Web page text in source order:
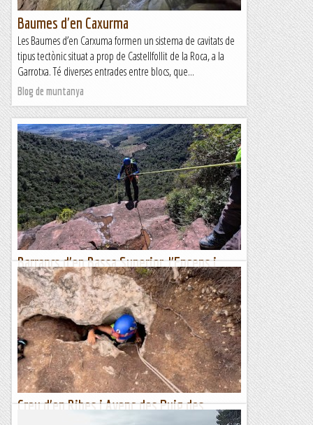
Baumes d'en Caxurma
Les Baumes d’en Carxuma formen un sistema de cavitats de
tipus tectònic situat a prop de Castellfollit de la Roca, a la
Garrotxa. Té diverses entrades entre blocs, que...
Blog de muntanya
Barrancs d'en Bassa Superior, l'Encens i
l'Agustí
Triple jornada barranquista a la Mussara. Hem programat un
recorregut per tres barrancs a les Muntanyes de Prades, a
prop del poble abandonat de la Mussara. Es tractava...
Blog de muntanya
Creu d'en Ribes i Avenc des Puig des